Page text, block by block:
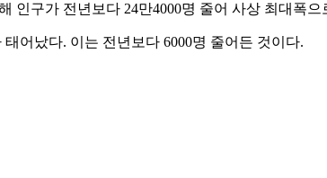
인구가 전년보다 24만4000명 줄어 사상 최대폭
어났다. 이는 전년보다 6000명 줄어든 것이다.